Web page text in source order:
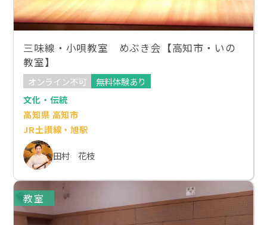
三味線・小唄教室 めぶき会【高知市・いの
教室】
オンライン不可
無料体験あり
文化・伝統
高知県 高知市
JR土讃線・旭駅
田村 花枝
教室